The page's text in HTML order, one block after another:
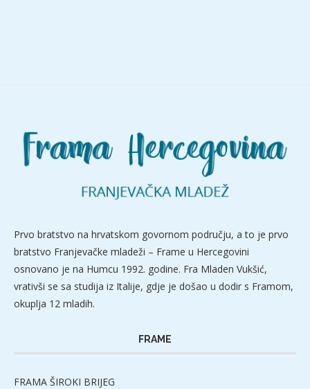
Prvo bratstvo na hrvatskom govornom području, a to je prvo
bratstvo Franjevačke mladeži – Frame u Hercegovini
osnovano je na Humcu 1992. godine. Fra Mladen Vukšić,
vrativši se sa studija iz Italije, gdje je došao u dodir s Framom,
okuplja 12 mladih.
FRAME
FRAMA ŠIROKI BRIJEG